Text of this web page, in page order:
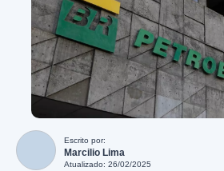
Escrito por:
Marcilio Lima
Atualizado: 26/02/2025